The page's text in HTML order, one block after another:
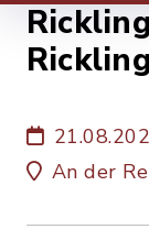
An der